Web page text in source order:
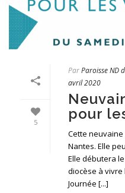
5
ParParoisse ND
avril 2020
pour
Cette
Nantes. Elle
Elle débutera
diocèse à vivre
Journée [...]